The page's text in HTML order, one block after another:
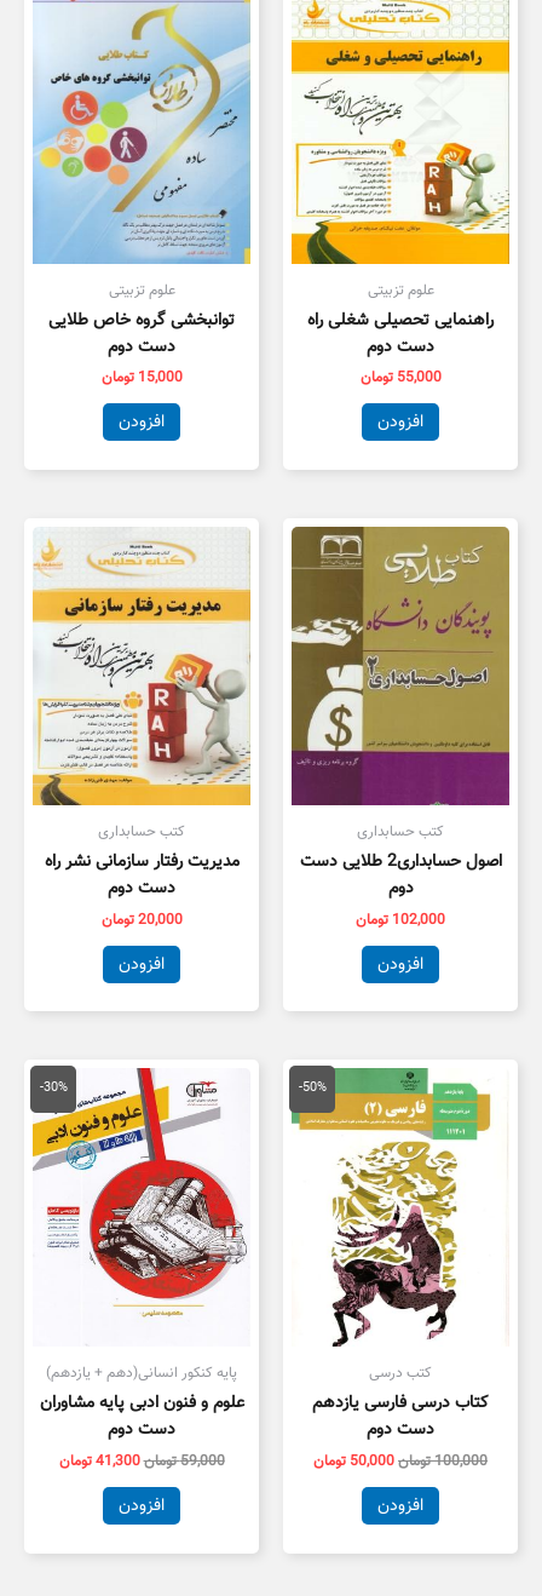
علوم تزبیتی
راهنمایی تحصیلی شغلی راه
دست دوم
55,000 تومان
افزودن
علوم تزبیتی
توانبخشی گروه خاص طلایی
دست دوم
15,000 تومان
افزودن
کتب حسابداری
اصول حسابداری2 طلایی دست
دوم
102,000 تومان
افزودن
کتب حسابداری
مدیریت رفتار سازمانی نشر راه
دست دوم
20,000تومان
افزودن
-50%
کتب درسی
کتاب درسی فارسی یازدهم
دست دوم
100,000تومان
قیمت
اصلی
100,000 تومان
بود.
50,000 تومان
قیمت
فعلی
است.
افزودن
-30%
پایه کنکور انسانی(دهم + یازدهم)
علوم و فنون ادبی پایه مشاوران
دست دوم
59,000تومان
قیمت
اصلی
59,000 تومان
بود.
41,300تومان
قیمت
فعلی
است.
افزودن